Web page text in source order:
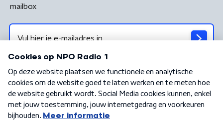
mailbox
Algemene voorwaarden